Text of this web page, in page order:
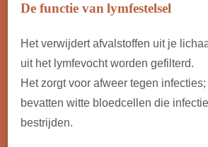
De functie van lymfestelsel
Het verwijdert afvalstoffen uit je
uit het lymfevocht worden gefilterd.
Het zorgt voor afweer tegen
bevatten witte bloedcellen die
bestrijden.